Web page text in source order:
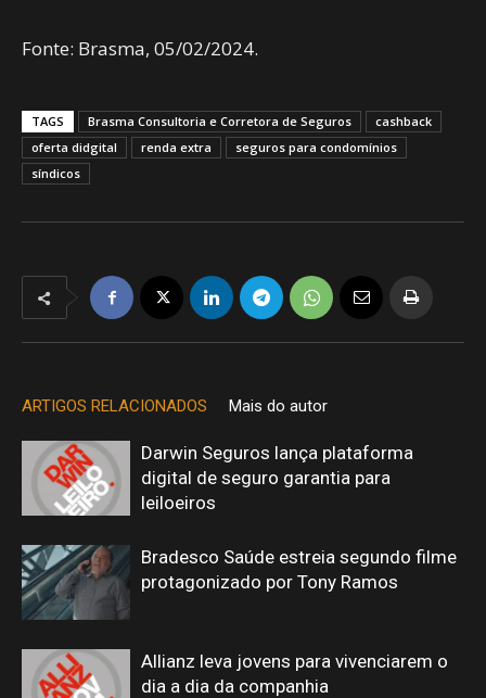
Fonte: Brasma, 05/02/2024.
TAGS Brasma Consultoria e Corretora de Seguros
cashback
oferta didgital
renda extra
seguros para condomínios
síndicos
ARTIGOS RELACIONADOS Mais do autor
Darwin Seguros lança plataforma
digital de seguro garantia para
leiloeiros
Bradesco Saúde estreia segundo filme
protagonizado por Tony Ramos
Allianz leva jovens para vivenciarem o
dia a dia da companhia